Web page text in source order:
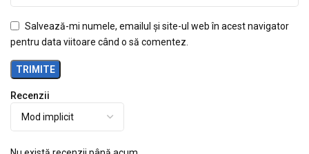
Recenzii
Salvează-mi numele, emailul și site-ul web în acest navigator
pentru data viitoare când o să comentez.